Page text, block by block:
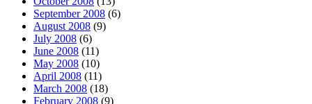
September 2008 (6)
August 2008 (9)
July 2008 (6)
June 2008 (11)
May 2008 (10)
April 2008 (11)
March 2008 (18)
February 2008 (9)